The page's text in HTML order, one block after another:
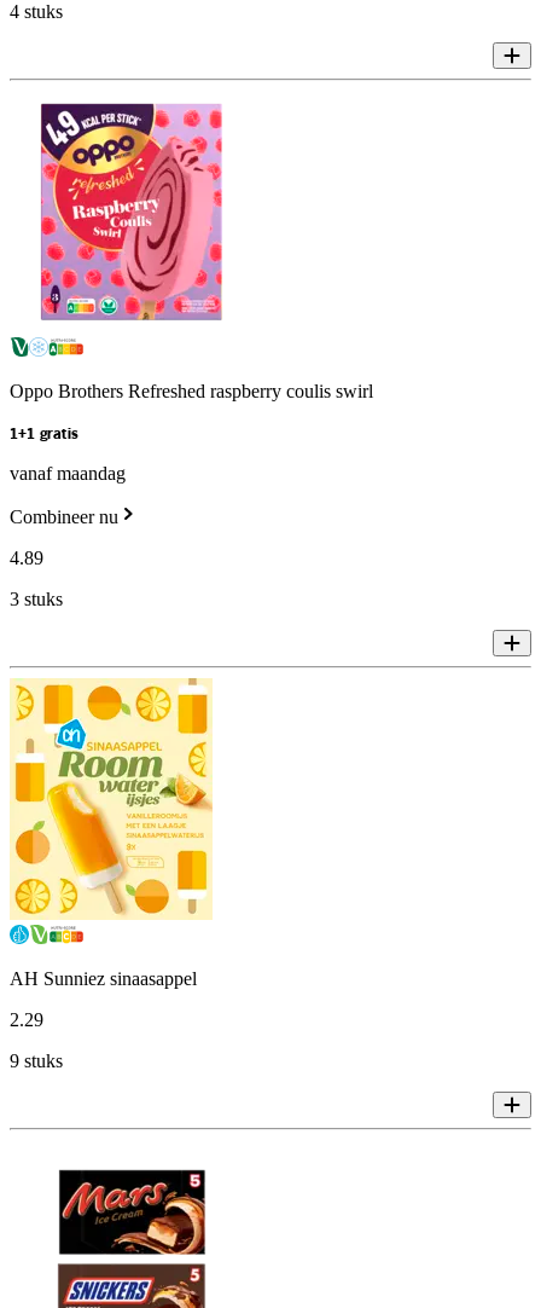
4 stuks
Oppo Brothers Refreshed raspberry coulis swirl
1+1 gratis
vanaf maandag
Combineer nu
4.89
3 stuks
AH Sunniez sinaasappel
2.29
9 stuks